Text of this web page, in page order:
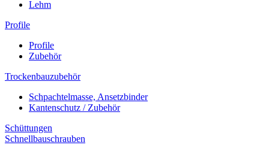
Lehm
Profile
Profile
Zubehör
Trockenbauzubehör
Schpachtelmasse, Ansetzbinder
Kantenschutz / Zubehör
Schüttungen
Schnellbauschrauben